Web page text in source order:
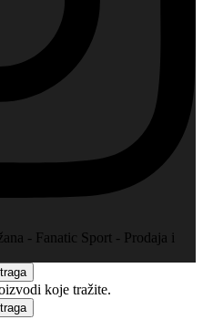
- Fanatic Sport - Prodaja i
koje tražite.